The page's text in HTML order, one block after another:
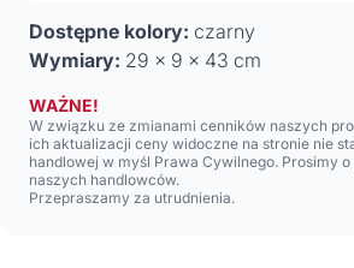
Dostępne kolory: czarny
Wymiary: 29 x 9 x 43 cm
WAŻNE!
W związku ze zmianami cenników naszych
ich aktualizacji ceny widoczne na stronie nie
handlowej w myśl Prawa Cywilnego. Prosimy
naszych handlowców.
Przepraszamy za utrudnienia.